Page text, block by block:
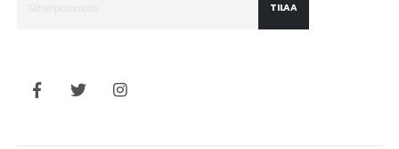
TILAA